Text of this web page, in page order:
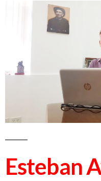
Esteban